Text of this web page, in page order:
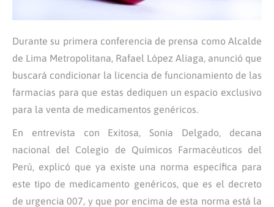
Durante su primera conferencia de prensa como Alcalde
de Lima Metropolitana, Rafael López Aliaga, anunció que
buscará condicionar la licencia de funcionamiento de las
farmacias para que estas dediquen un espacio exclusivo
para la venta de medicamentos genéricos.
En entrevista con Exitosa, Sonia Delgado, decana
nacional del Colegio de Químicos Farmacéuticos del
Perú, explicó que ya existe una norma específica para
este tipo de medicamento genéricos, que es el decreto
de urgencia 007, y que por encima de esta norma está la